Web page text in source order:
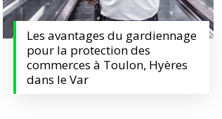
Les avantages du gardiennage
pour la protection des
commerces à Toulon, Hyères
dans le Var